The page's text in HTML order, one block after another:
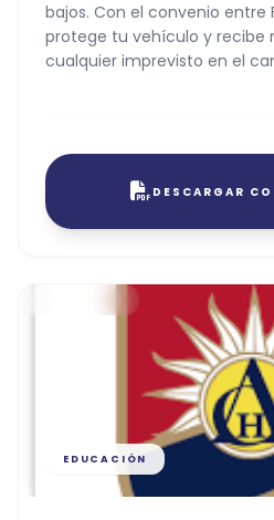
bajos. Con el convenio entre
protege tu vehículo y recibe
cualquier imprevisto en el
DESCARGAR
EDUCACIÓN